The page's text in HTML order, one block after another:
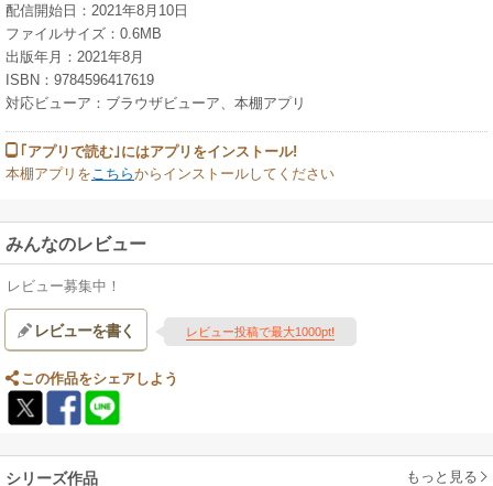
配信開始日：2021年8月10日
ファイルサイズ：0.6MB
出版年月：2021年8月
ISBN：9784596417619
対応ビューア：ブラウザビューア、本棚アプリ
｢アプリで読む｣にはアプリをインストール!
本棚アプリを こちらからインストールしてください
みんなのレビュー
レビュー募集中！
レビューを書く レビュー投稿で最大1000pt!
この作品をシェアしよう
シリーズ作品 もっと見る